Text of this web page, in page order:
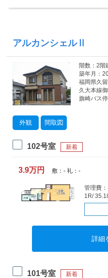
アルカンシェルⅡ
外観 間取図
階数：2階
築年月：
福岡県久
久大本線
旗崎バス
102号室 新着
3.9万円 敷：- 礼：-
管理費
1R/
詳細
101号室 新着